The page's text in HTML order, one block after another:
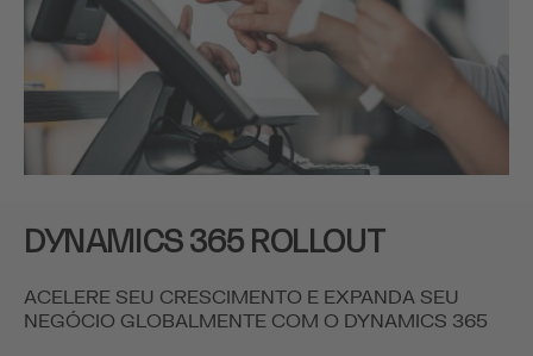
DYNAMICS 365 ROLLOUT
ACELERE SEU CRESCIMENTO E EXPANDA SEU
NEGÓCIO GLOBALMENTE COM O DYNAMICS 365